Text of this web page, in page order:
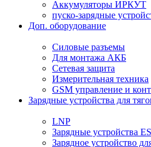
Аккумуляторы ИРКУТ
пуско-зарядные
Доп. оборудование
Силовые разъемы
Для монтажа АКБ
Сетевая защита
Измерительная техника
GSM управление и
Зарядные устройства для
LNP
Зарядные устройства
Зарядное устройство